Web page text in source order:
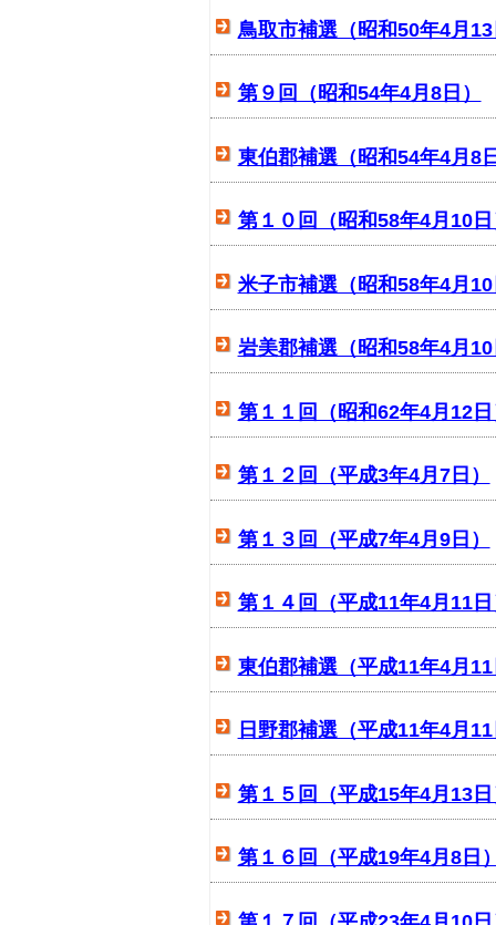
鳥取市補選（昭和50年4月13
第９回（昭和54年4月8日）
東伯郡補選（昭和54年4月8日
第１０回（昭和58年4月10日
米子市補選（昭和58年4月10
岩美郡補選（昭和58年4月10
第１１回（昭和62年4月12日
第１２回（平成3年4月7日）
第１３回（平成7年4月9日）
第１４回（平成11年4月11日
東伯郡補選（平成11年4月11
日野郡補選（平成11年4月11
第１５回（平成15年4月13日
第１６回（平成19年4月8日）